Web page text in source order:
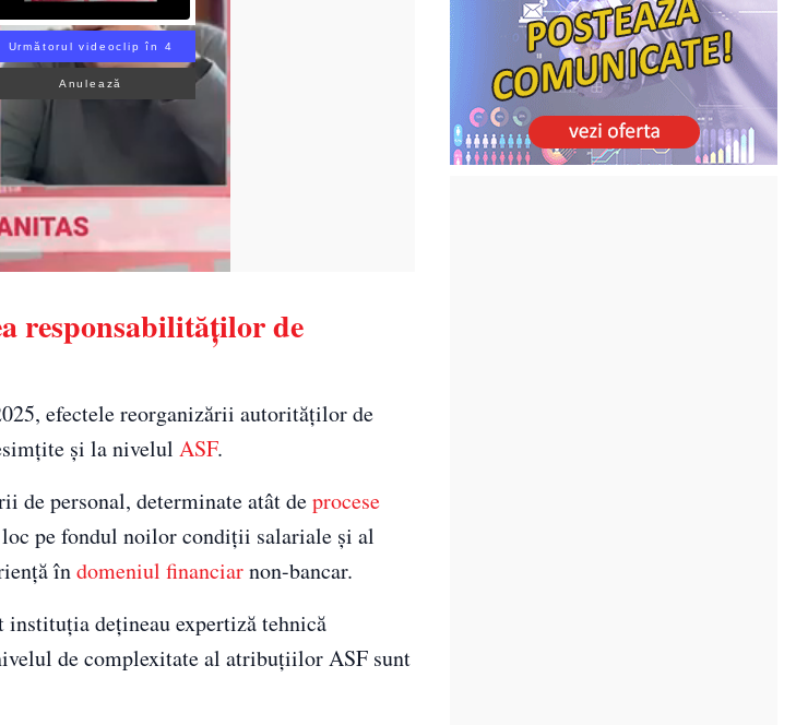
Următorul videoclip în 3
Anulează
responsabilităților de
efectele reorganizării autorităților de
și la nivelul ASF.
de personal, determinate atât deprocese
pe fondul noilor condiții salariale și al
îndomeniul financiarnon-bancar.
dețineau expertiză tehnică
de complexitate al atribuțiilor ASF sunt